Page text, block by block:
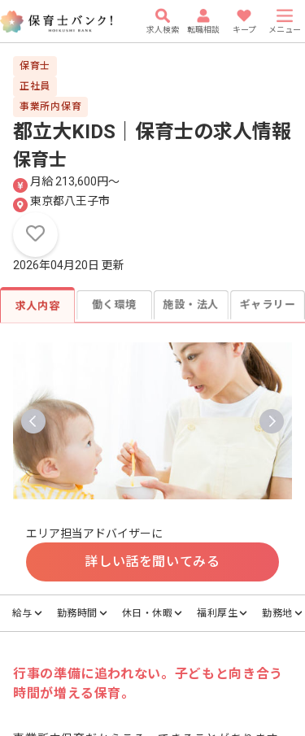
求人検索 転職相談 キープ メニュー
保育士
正社員
事業所内保育
都立大KIDS｜保育士の求人情報
保育士
月給 213,600円〜
東京都八王子市
2026年04月20日 更新
求人内容 働く環境 施設・法人 ギャラリー
エリア担当アドバイザーに
詳しい話を聞いてみる
給与 勤務時間 休日・休暇 福利厚生 勤務地
行事の準備に追われない。子どもと向き合う
時間が増える保育。